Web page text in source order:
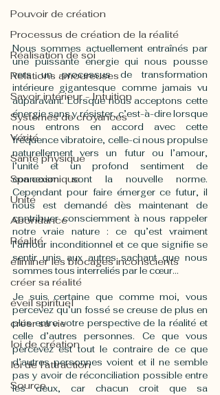
Pouvoir de création
Processus de création de la réalité
Réalisation de soi
Relations amoureuses
Savoir intérieur - Intuition
Systèmes de croyances
Vérité
Santé physique
Spa cosmique
Unité
Abondance
Réalité
éliminer les blocages inconscients
créer sa réalité
éveil spirituel
créer sa vie
loi de création
loi de l'attraction
Source
Nous sommes actuellement entraînés par
une puissante énergie qui nous pousse
vers un processus de transformation
intérieure gigantesque comme jamais vu
auparavant. Lorsque nous acceptons cette
énergie sans y résister, c’est-à-dire lorsque
nous entrons en accord avec cette
fréquence vibratoire, celle-ci nous propulse
naturellement vers un futur ou l’amour,
l’unité et un profond sentiment de
connexion sont la nouvelle norme.
Cependant pour faire émerger ce futur, il
nous est demandé dès maintenant de
contribuer consciemment à nous rappeler
notre vraie nature : ce qu’est vraiment
l’amour inconditionnel et ce que signifie se
sentir unis aux autres sachant que nous
sommes tous interreliés par le cœur…
Je suis certaine que comme moi, vous
percevez qu’un fossé se creuse de plus en
plus entre votre perspective de la réalité et
celle d’autres personnes. Ce que vous
percevez est tout le contraire de ce que
d’autres personnes voient et il ne semble
pas y avoir de réconciliation possible entre
les deux, car chacun croit que sa